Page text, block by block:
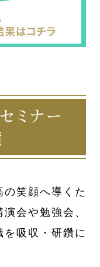
ミナー
笑顔へ導くた
会や勉強会、
吸収・研鑽に